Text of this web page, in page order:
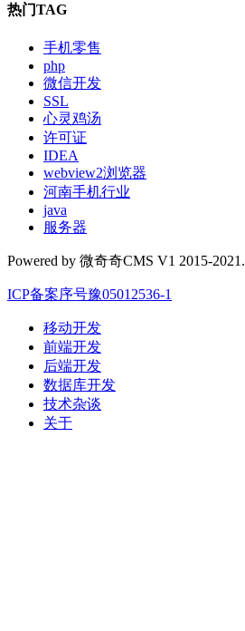
热门TAG
手机零售
php
微信开发
SSL
心灵鸡汤
许可证
IDEA
webview2浏览器
河南手机行业
java
服务器
Powered by 微奇奇CMS V1 2015-2021.
ICP备案序号豫05012536-1
移动开发
前端开发
后端开发
数据库开发
技术杂谈
关于